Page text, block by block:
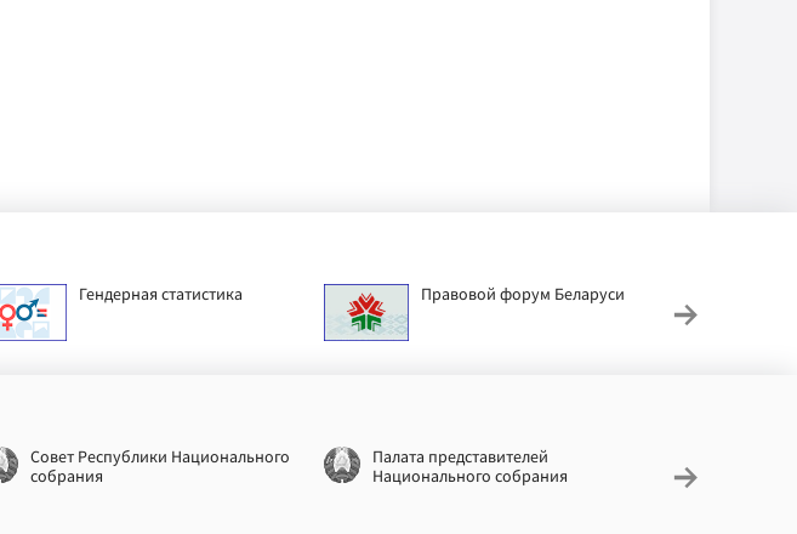
Гендерная статистика Правовой форум Беларуси
Совет Республики Национального
собрания
Палата представителей
Национального собрания